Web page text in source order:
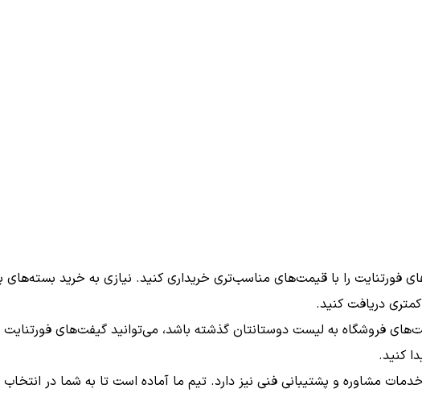
فورتنایت را با قیمت‌های مناسب‌تری خریداری کنید. نیازی به خرید بسته‌های
کردن اکانت‌های فروشگاه به لیست دوستانتان گذشته باشد، می‌توانید گیفت‌های
کنید.
مشاوره و پشتیبانی فنی نیز دارد. تیم ما آماده است تا به شما در